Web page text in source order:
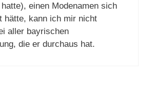
einen Modenamen sich
hätte, kann ich mir nicht
aller bayrischen
die er durchaus hat.